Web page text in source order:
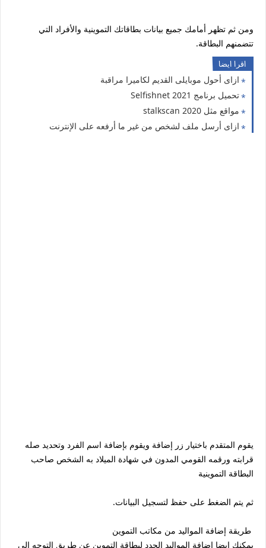
ومن ثم تظهر أمامك جميع بيانات بطاقاتك التموينية والأفراد التي
تتضمنهم البطاقة.
اقرا ايضا
ازاى أحول موبايلى القديم لكاميرا مراقبة
تحميل برنامج Selfishnet 2021
مواقع مثل stalkscan 2020
ازاى أرسل ملف لشخص من غير ما أرفعه على الإنترنت
يقوم المتقدم باختيار زر إضافة ويقوم بإضافة اسم الفرد وتحديد صله
قرابته ورقمه القومي المدون في شهادة الميلاد به الشخص صاحب
البطاقة التموينية
ثم يتم الضغط على حفظ لتسجيل البيانات.
طريقة إضافة المواليد من مكاتب التموين
يمكنك ايضا اضافة المواليد الجدد لبطاقة التموين عن طريق التوجه إلى